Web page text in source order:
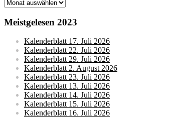
Monatsarchive
Meistgelesen 2023
Kalenderblatt 17. Juli 2026
Kalenderblatt 22. Juli 2026
Kalenderblatt 29. Juli 2026
Kalenderblatt 2. August 2026
Kalenderblatt 23. Juli 2026
Kalenderblatt 13. Juli 2026
Kalenderblatt 14. Juli 2026
Kalenderblatt 15. Juli 2026
Kalenderblatt 16. Juli 2026